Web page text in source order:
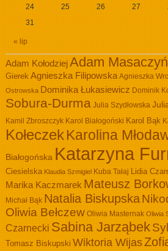
« lip
24
25 26 27
31
Adam KołodziejAdam
Gierek Agnieszka Filipowska Agnieszka
Ostrowska Dominika Łukasiewicz Dominik
Sobura-Durma Julia Szydłowska
Kamil Zbroszczyk Karol Białogoński Karol Bąk
KołeczekKarolina
Białogońska Katarzyna
Ciesielska Klaudia Szmigiel Kuba Tałaj Lidia
Marika Kaczmarek Mateusz
Michał Bąk Natalia Biskupska
Oliwia Bełczew Oliwia Masternak Oliwia
Czarnecki Sabina Jarząbek
Tomasz Biskupski Wiktoria Wijas